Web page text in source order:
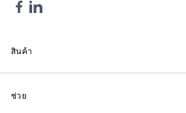
สินค้า
ช่วย